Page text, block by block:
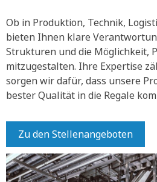
Ob in Produktion, Technik,
bieten Ihnen klare
Strukturen und die Möglichkeit,
mitzugestalten. Ihre Expertise
sorgen wir dafür, dass unsere
bester Qualität in die Regale
Zu den Stellenangeboten